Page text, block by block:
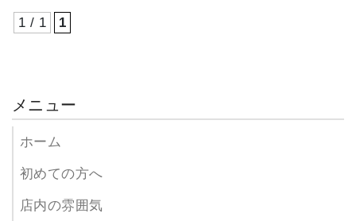
1 / 1 1
メニュー
ホーム
初めての方へ
店内の雰囲気